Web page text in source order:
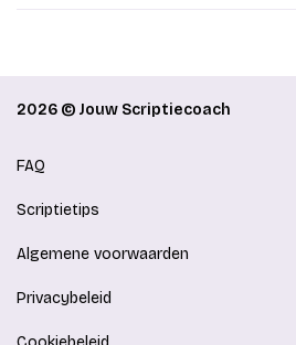
2026 © Jouw Scriptiecoach
FAQ
Scriptietips
Algemene voorwaarden
Privacybeleid